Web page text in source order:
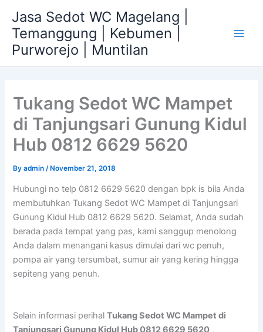
content
Jasa Sedot WC Magelang |
Temanggung | Kebumen |
Purworejo | Muntilan
Tukang Sedot WC Mampet
di Tanjungsari Gunung Kidul
Hub 0812 6629 5620
Byadmin/ November 21, 2018
Hubungi no telp 0812 6629 5620 dengan bpk is bila Anda
membutuhkan Tukang Sedot WC Mampet di Tanjungsari
Gunung Kidul Hub 0812 6629 5620. Selamat, Anda sudah
berada pada tempat yang pas, kami sanggup menolong
Anda dalam menangani kasus dimulai dari wc penuh,
pompa air yang tersumbat, sumur air yang kering hingga
sepiteng yang penuh.
Selain informasi perihalTukang Sedot WC Mampet di
Tanjungsari Gunung Kidul Hub 0812 6629 5620 ,